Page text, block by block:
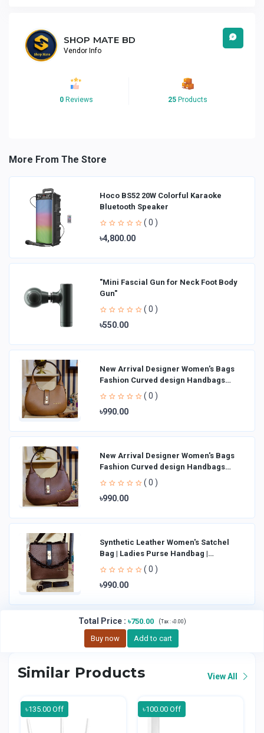
SHOP MATE BD
Vendor Info
0 Reviews 25 Products
More From The Store
Hoco BS52 20W Colorful Karaoke
Bluetooth Speaker
( 0 )
৳4,800.00
"Mini Fascial Gun for Neck Foot Body
Gun"
( 0 )
৳550.00
New Arrival Designer Women′s Bags
Fashion Curved design Handbags
Shoulder Bag La
( 0 )
৳990.00
New Arrival Designer Women′s Bags
Fashion Curved design Handbags
Shoulder Bag La
( 0 )
৳990.00
Synthetic Leather Women's Satchel
Bag | Ladies Purse Handbag |
Handheld Bag | Sl
( 0 )
৳990.00
Total Price: ৳750.00 (Tax : ৳0.00)
Buy now Add to cart
Similar Products View All
৳135.00 Off ৳100.00 Off